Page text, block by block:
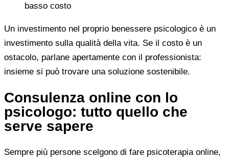
basso costo
Un investimento nel proprio benessere psicologico è un
investimento sulla qualità della vita. Se il costo è un
ostacolo, parlane apertamente con il professionista:
insieme si può trovare una soluzione sostenibile.
Consulenza online con lo
psicologo: tutto quello che
serve sapere
Sempre più persone scelgono di fare psicoterapia online,